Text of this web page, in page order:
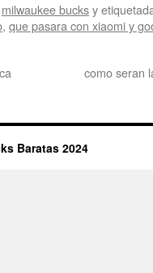
milwaukee bucksy
, que pasara con xiaomi y
como seran
Baratas 2024